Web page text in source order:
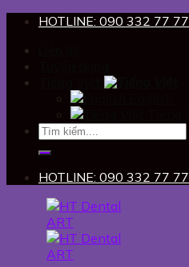
Skip
content
HOTLINE: 090 332 77 77
HOTLINE: 090 332 77 77